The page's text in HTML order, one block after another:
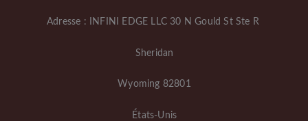
Adresse : INFINI EDGE LLC 30 N Gould St Ste R
Sheridan
Wyoming 82801
États-Unis